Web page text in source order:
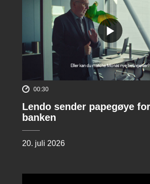
00:30
Lendo sender papegøye
banken
20. juli 2026